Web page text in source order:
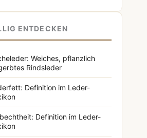
ENTDECKEN
Weiches, pflanzlich
Rindsleder
Definition im Leder-
Definition im Leder-